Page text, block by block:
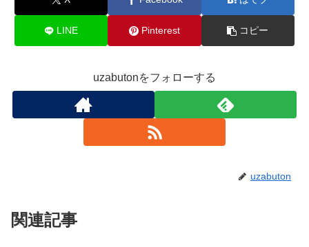
LINE Pinterest コピー
uzabutonをフォローする
uzabuton
関連記事